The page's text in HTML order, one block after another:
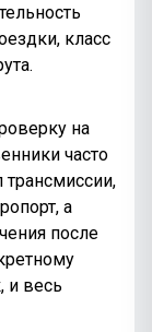
класс
на
часто
трансмиссии,
а
после
и весь